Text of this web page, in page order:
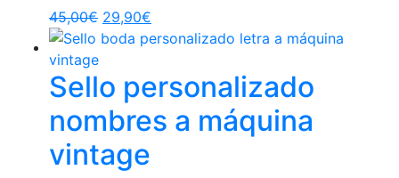
45,00€ 29,90€
Sello personalizado
nombres a máquina
vintage